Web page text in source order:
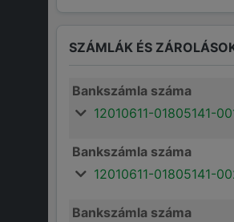
SZÁMLÁK ÉS
Bankszámla száma
12010611-01805141-
Bankszámla száma
12010611-01805141-
Bankszámla száma